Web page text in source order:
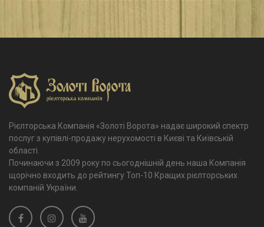
Рієлторська Компанія «Золоті Ворота» надає широкий спектр
послуг з купівлі-продажу нерухомості в Києві та Київській
області.
Починаючи з 2009 року по сьогоднішній день наша Компанія
щорічно входить до рейтингу Топ-10 Кращих рієлторських
компаній України.